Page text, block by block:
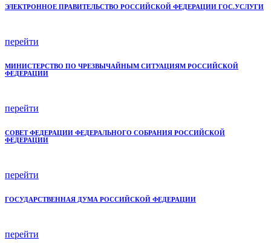
ЭЛЕКТРОННОЕ ПРАВИТЕЛЬСТВО РОССИЙСКОЙ ФЕДЕРАЦИИ ГОС.УСЛУГИ
перейти
МИНИСТЕРСТВО ПО ЧРЕЗВЫЧАЙНЫМ СИТУАЦИЯМ РОССИЙСКОЙ
ФЕДЕРАЦИИ
перейти
СОВЕТ ФЕДЕРАЦИИ ФЕДЕРАЛЬНОГО СОБРАНИЯ РОССИЙСКОЙ
ФЕДЕРАЦИИ
перейти
ГОСУДАРСТВЕННАЯ ДУМА РОССИЙСКОЙ ФЕДЕРАЦИИ
перейти